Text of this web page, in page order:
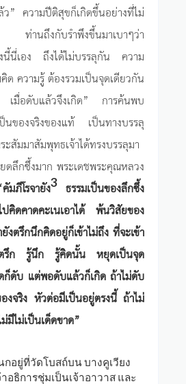
” ความปีติสุขก็เกิดขึ้นอย่างที่ไม่
านถึงกับรำพึงขึ้นมาเบาๆว่า
นี้นี่เอง ถึงได้ไม่บรรลุกัน ความ
ด ความรู้ ต้องรวมเป็นจุดเดียวกัน
เมื่อดับแล้วจึงเกิด” การค้นพบ
นของจริงของแท้ เป็นทางบรรลุ
ะสัมมาสัมพุทธเจ้าได้ทรงบรรลุมา
ดลึกซึ้งมาก พระเดชพระคุณหลวง
มภีโรจายัง3 ธรรมเป็นของลึกซึ้ง
คิดคาดคะเนเอาได้ พ้นวิสัยของ
ตรึกนึกคิดอยู่ก็เข้าไม่ถึง ที่จะเข้า
ตรึก รู้นึก รู้คิดนั้น หยุดเป็นจุด
ดับ แต่พอดับแล้วก็เกิด ถ้าไม่ดับ
งจริง หัวต่อมีเป็นอยู่ตรงนี้ ถ้าไม่
ไม่เป็นเด็ดขาด”
กอยู่ที่วัดโบสถ์บน บางคูเวียง
อธิการชุ่มเป็นเจ้าอาวาส และ